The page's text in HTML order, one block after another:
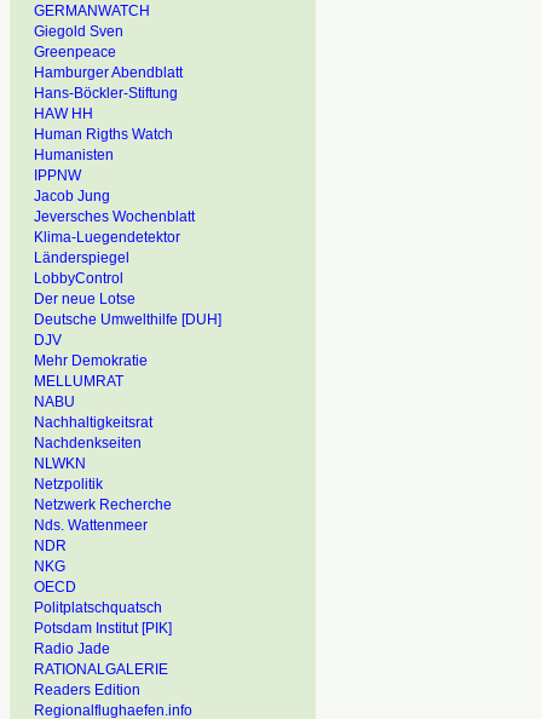
GERMANWATCH
Giegold Sven
Greenpeace
Hamburger Abendblatt
Hans-Böckler-Stiftung
HAW HH
Human Rigths Watch
Humanisten
IPPNW
Jacob Jung
Jeversches Wochenblatt
Klima-Luegendetektor
Länderspiegel
LobbyControl
Der neue Lotse
Deutsche Umwelthilfe [DUH]
DJV
Mehr Demokratie
MELLUMRAT
NABU
Nachhaltigkeitsrat
Nachdenkseiten
NLWKN
Netzpolitik
Netzwerk Recherche
Nds. Wattenmeer
NDR
NKG
OECD
Politplatschquatsch
Potsdam Institut [PIK]
Radio Jade
RATIONALGALERIE
Readers Edition
Regionalflughaefen.info